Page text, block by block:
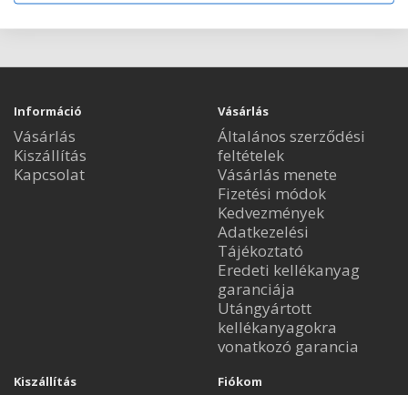
Információ
Vásárlás
Kiszállítás
Kapcsolat
Vásárlás
Általános szerződési
feltételek
Vásárlás menete
Fizetési módok
Kedvezmények
Adatkezelési
Tájékoztató
Eredeti kellékanyag
garanciája
Utángyártott
kellékanyagokra
vonatkozó garancia
Kiszállítás Fiókom